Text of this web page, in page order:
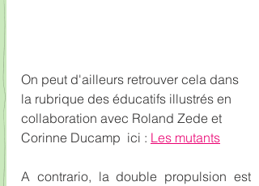
On peut d'ailleurs retrouver cela dans
la rubrique des éducatifs illustrés en
collaboration avec Roland Zede et
Corinne Ducamp  ici : Les mutants
A contrario, la double propulsion est